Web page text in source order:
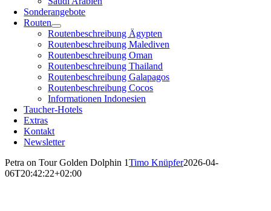
Sonderangebote
Routen
Routenbeschreibung Ägypten
Routenbeschreibung Malediven
Routenbeschreibung Oman
Routenbeschreibung Thailand
Routenbeschreibung Galapagos
Routenbeschreibung Cocos
Informationen Indonesien
Taucher-Hotels
Extras
Kontakt
Newsletter
Petra on Tour Golden Dolphin 1Timo Knüpfer2026-04-
06T20:42:22+02:00